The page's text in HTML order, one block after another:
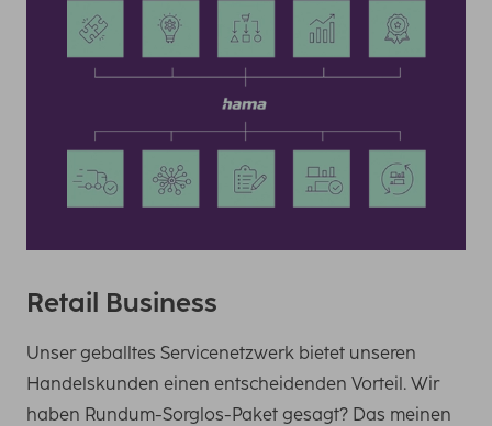
Retail Business
Unser geballtes Servicenetzwerk bietet unseren
Handelskunden einen entscheidenden Vorteil. Wir
haben Rundum-Sorglos-Paket gesagt? Das meinen